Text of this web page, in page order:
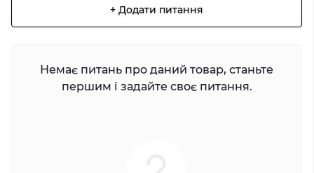
+ Додати питання
Немає питань про даний товар, станьте
першим і задайте своє питання.